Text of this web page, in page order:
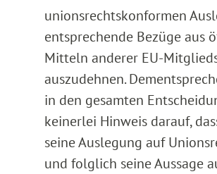
unionsrechtskonformen
entsprechende Bezüge aus
Mitteln anderer EU-
auszudehnen.
in den gesamten
keinerlei Hinweis darauf,
seine Auslegung auf
und folglich seine Aussage